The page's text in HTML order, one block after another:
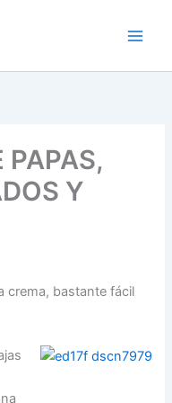
PAPAS,
Y
crema, bastante fácil